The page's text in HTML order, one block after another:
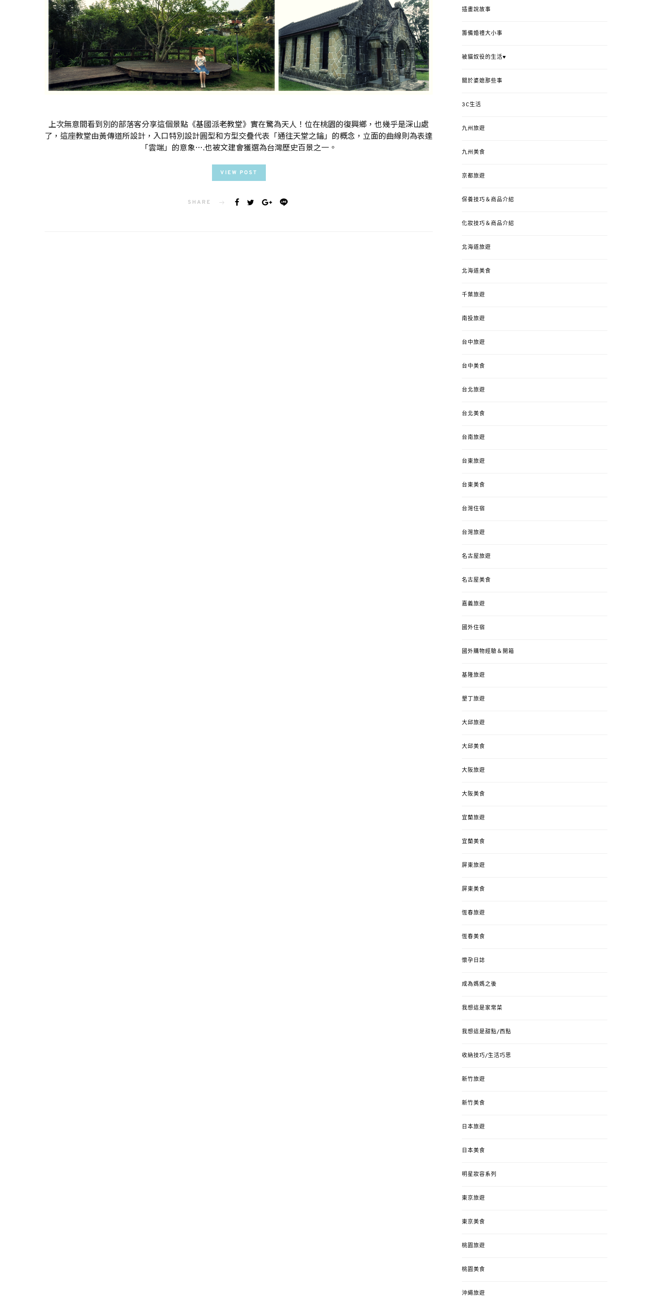
上次無意間看到別的部落客分享這個景點《基國派老教堂》實在驚為天人！位在桃園的復興鄉，也幾乎是深山處
了，這座教堂由黃傳道所設計，入口特別設計圓型和方型交疊代表「通往天堂之鑰」的概念，立面的曲線則為表達
「雲端」的意象….也被文建會獲選為台灣歷史百景之一。
VIEW POST
SHARE
插畫說故事
籌備婚禮大小事
被貓奴役的生活♥
關於婆媳那些事
3C生活
九州旅遊
九州美食
京都旅遊
保養技巧＆商品介紹
化妝技巧＆商品介紹
北海道旅遊
北海道美食
千葉旅遊
南投旅遊
台中旅遊
台中美食
台北旅遊
台北美食
台南旅遊
台東旅遊
台東美食
台灣住宿
台灣旅遊
名古屋旅遊
名古屋美食
嘉義旅遊
國外住宿
國外購物經驗＆開箱
基隆旅遊
墾丁旅遊
大邱旅遊
大邱美食
大阪旅遊
大阪美食
宜蘭旅遊
宜蘭美食
屏東旅遊
屏東美食
恆春旅遊
恆春美食
懷孕日誌
成為媽媽之後
我想這是家常菜
我想這是甜點/西點
收納技巧/生活巧思
新竹旅遊
新竹美食
日本旅遊
日本美食
明星妝容系列
東京旅遊
東京美食
桃園旅遊
桃園美食
沖繩旅遊